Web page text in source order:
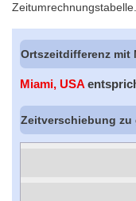
Zeitumrechnungstabelle.
Ortszeitdifferenz mit
Miami, USA
Zeitverschiebung zu